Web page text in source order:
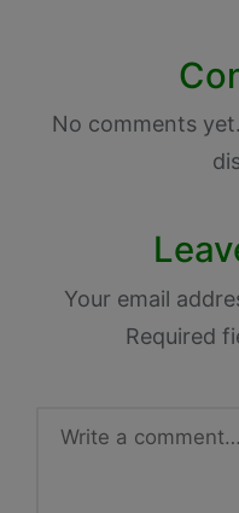
No comments
Your email
Required